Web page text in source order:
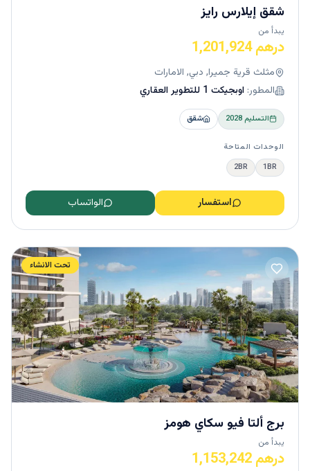
شقق إيلارس رايز
يبدأ من
درهم 1,201,924
مثلث قرية جميرا, دبي, الامارات
المطور: اوبجيكت 1 للتطوير العقاري
التسليم2028 شقق
الوحدات المتاحة
1BR
2BR
استفسار الواتساب
تحت الانشاء
برج ألتا فيو سكاي هومز
يبدأ من
درهم 1,153,242